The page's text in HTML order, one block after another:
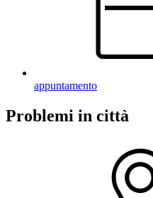
appuntamento
Problemi in città